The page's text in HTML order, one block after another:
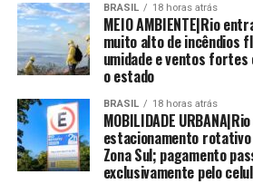
BRASIL 18 horas atrás
MEIO AMBIENTE|Rio
muito alto de incêndios
umidade e ventos fortes
o estado
BRASIL 18 horas atrás
MOBILIDADE
estacionamento
Zona Sul; pagamento
exclusivamente pelo